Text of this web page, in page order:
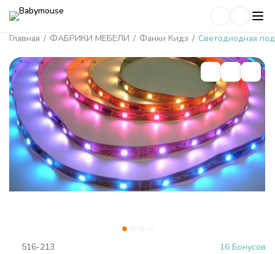
Главная / ФАБРИКИ МЕБЕЛИ / Фанки Кидз / Светодиодная
516-213 16 Бонусов